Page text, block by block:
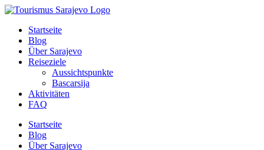
Zum
wechselnStartseite
Blog
Über Sarajevo
Reiseziele
Aussichtspunkte
Bascarsija
Aktivitäten
FAQ
Startseite
Blog
Über Sarajevo